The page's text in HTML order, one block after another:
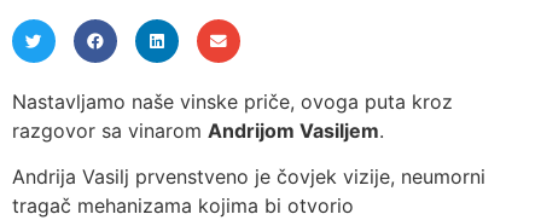
Nastavljamo naše vinske priče, ovoga puta kroz
razgovor sa vinarom Andrijom Vasiljem.
Andrija Vasilj prvenstveno je čovjek vizije, neumorni
tragač mehanizama kojima bi otvorio